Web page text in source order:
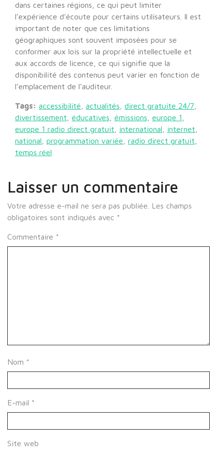
dans certaines régions, ce qui peut limiter
l’expérience d’écoute pour certains utilisateurs. Il est
important de noter que ces limitations
géographiques sont souvent imposées pour se
conformer aux lois sur la propriété intellectuelle et
aux accords de licence, ce qui signifie que la
disponibilité des contenus peut varier en fonction de
l’emplacement de l’auditeur.
Tags: accessibilité actualités direct gratuite 24/7
divertissement
éducatives émissions europe 1
europe 1 radio direct gratuit
international internet
national
programmation variée radio direct gratuit
temps réel
Laisser un commentaire
Votre adresse e-mail ne sera pas publiée.
Les champs
obligatoires sont indiqués avec *
Commentaire *
Nom *
E-mail *
Site web